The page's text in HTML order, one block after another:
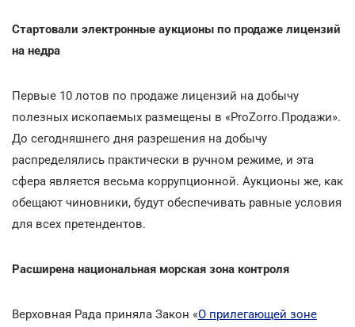
Стартовали электронные аукционы по продаже лицензий
на недра
Первые 10 лотов по продаже лицензий на добычу
полезных ископаемых размещены в «ProZorro.Продажи».
До сегодняшнего дня разрешения на добычу
распределялись практически в ручном режиме, и эта
сфера является весьма коррупционной. Аукционы же, как
обещают чиновники, будут обеспечивать равные условия
для всех претендентов.
Расширена национальная морская зона контроля
Верховная Рада приняла Закон «О прилегающей зоне